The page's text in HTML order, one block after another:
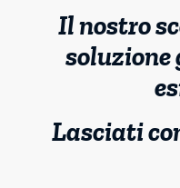
Il nostro
soluzione
Lasciati